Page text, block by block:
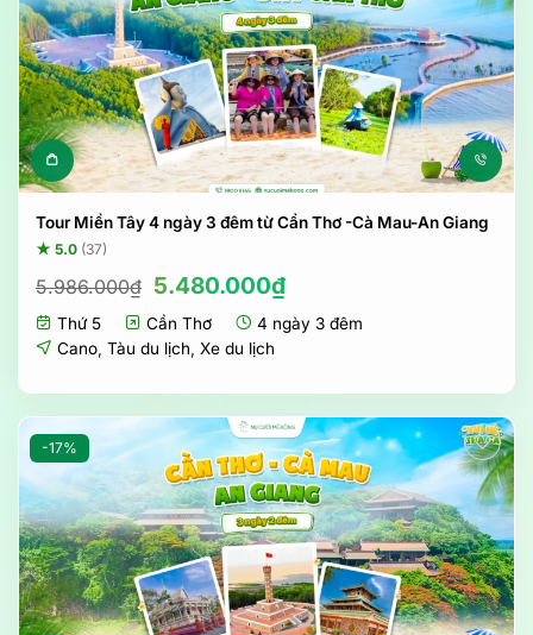
Tour Miền Tây 4 ngày 3 đêm từ Cần Thơ -Cà Mau-An Giang
★ 5.0 (37)
5.986.000₫ Giá
là:
5.986.000₫.
5.480.000₫Giá
hiện
tại
Thứ 5 Cần Thơ
4 ngày 3 đêm
Cano, Tàu du lịch Xe du lịch
-17%